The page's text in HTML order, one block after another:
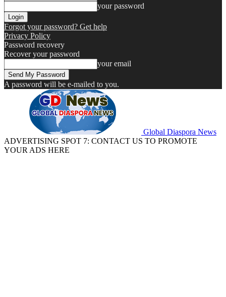
your password
Forgot your password? Get help
Privacy Policy
Password recovery
Recover your password
your email
A password will be e-mailed to you.
Global Diaspora News
ADVERTISING SPOT 7: CONTACT US TO PROMOTE
YOUR ADS HERE